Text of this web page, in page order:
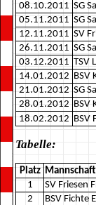
08.10.2011 SG
05.11.2011 SG
12.11.2011 SV
26.11.2011 SG
03.12.2011 TSV
14.01.2012 BSV
21.01.2012 SG
28.01.2012 BSV
18.02.2012 BSV
Tabelle:
Platz Mannschaft
1
SV Friesen
2
BSV Fichte